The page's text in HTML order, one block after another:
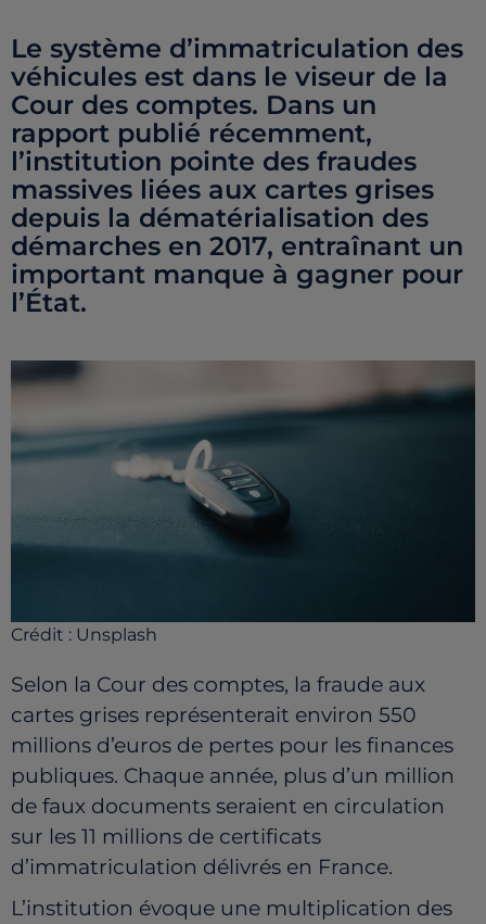
Le système d’immatriculation des
véhicules est dans le viseur de la
Cour des comptes. Dans un
rapport publié récemment,
l’institution pointe des fraudes
massives liées aux cartes grises
depuis la dématérialisation des
démarches en 2017, entraînant un
important manque à gagner pour
l’État.
Crédit : Unsplash
Selon la Cour des comptes, la fraude aux
cartes grises représenterait environ 550
millions d’euros de pertes pour les finances
publiques. Chaque année, plus d’un million
de faux documents seraient en circulation
sur les 11 millions de certificats
d’immatriculation délivrés en France.
L’institution évoque une multiplication des